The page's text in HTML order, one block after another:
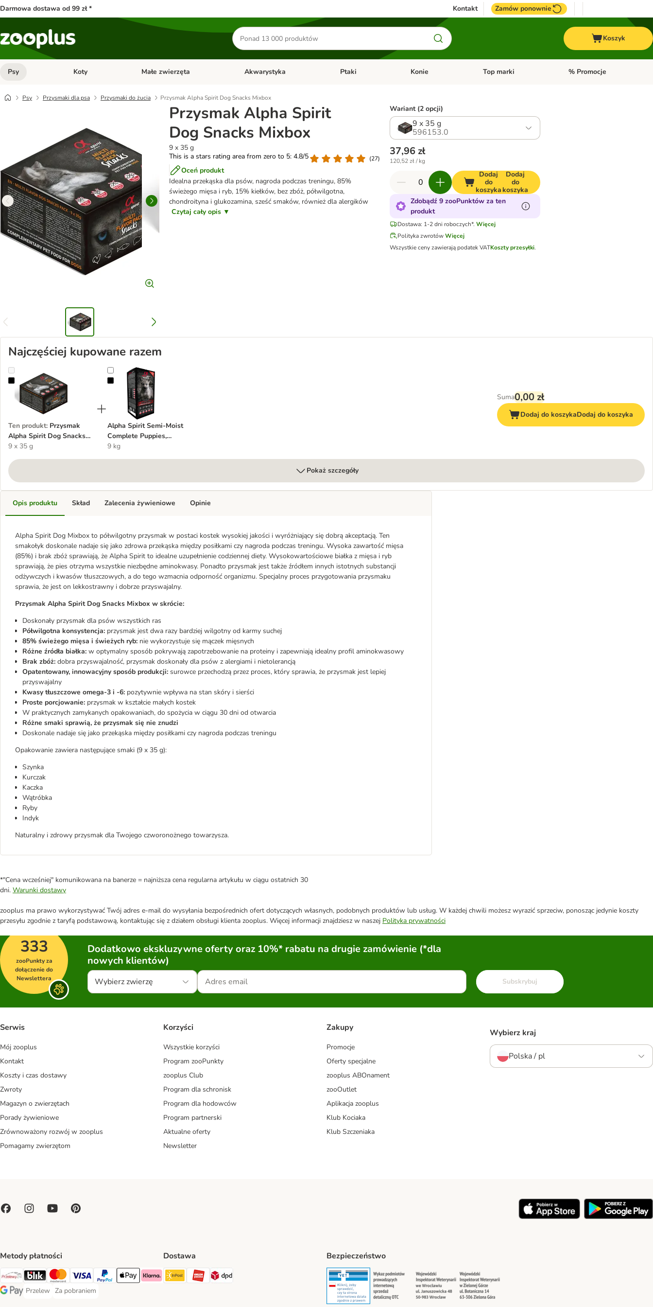
Darmowa dostawa od 99 zł * Kontakt Zamów ponownie
Szukaj
produktów
Koszyk
Psy Otwórz menu kategorii: Psy
Koty Otwórz menu kategorii: Koty
Małe zwierzęta Otwórz menu kategorii: Małe zwierzęta
Akwarystyka Otwórz menu kategorii: Akwarystyka
Ptaki Otwórz menu kategorii: Ptaki
Konie Otwórz menu kategorii: Konie
Top marki Otwórz menu kategorii: Top
% Promocje
Psy Przysmaki dla psa Przysmaki do żucia Przysmak Alpha Spirit Dog Snacks Mixbox
Przysmak Alpha Spirit
Dog Snacks Mixbox
9 x 35 g
This is a stars rating area from zero to 5: 4.8/5
(27)
Oceń produkt
Idealna przekąska dla psów, nagroda podczas treningu, 85%
świeżego mięsa i ryb, 15% kiełków, bez zbóż, półwilgotna,
chondroityna i glukozamina, sześć smaków, również dla alergików
Czytaj cały opis ▼
Wariant (2 opcji)
9 x 35 g
596153.0
37,96 zł
120,52 zł / kg
Dodaj
do
koszyka
Dodaj
do
koszyka
Zdobądź 9 zooPunktów za ten
produkt
Dostawa: 1-2 dni roboczych*. Więcej
Polityka zwrotówWięcej
Wszystkie ceny zawierają podatek VATKoszty przesyłki.
Najczęściej kupowane razem
Przysmak Alpha Spirit Dog Snacks Mixbox
Ten produkt: Przysmak
Alpha Spirit Dog Snacks
Mixbox
9 x 35 g
Alpha Spirit Semi-Moist Complete Puppies, półwilgotna karma dla psa
Alpha Spirit Semi-Moist
Complete Puppies,
półwilgotna karma dla psa
9 kg
Suma0,00 zł
Dodaj do koszykaDodaj do koszyka
Pokaż szczegóły
Opis produktu
Alpha Spirit Dog Mixbox to półwilgotny przysmak w postaci kostek wysokiej jakości i wyróżniający się dobrą akceptacją. Ten
smakołyk doskonale nadaje się jako zdrowa przekąska między posiłkami czy nagroda podczas treningu. Wysoka zawartość mięsa
(85%) i brak zbóż sprawiają, że Alpha Spirit to idealne uzupełnienie codziennej diety. Wysokowartościowe białka z mięsa i ryb
sprawiają, że pies otrzyma wszystkie niezbędne aminokwasy. Ponadto przysmak jest także źródłem innych istotnych substancji
odżywczych i kwasów tłuszczowych, a do tego wzmacnia odporność organizmu. Specjalny proces przygotowania przysmaku
sprawia, że jest on lekkostrawny i dobrze przyswajalny.
Przysmak Alpha Spirit Dog Snacks Mixbox w skrócie:
Doskonały przysmak dla psów wszystkich ras
Półwilgotna konsystencja: przysmak jest dwa razy bardziej wilgotny od karmy suchej
85% świeżego mięsa i świeżych ryb: nie wykorzystuje się mączek mięsnych
Różne źródła białka: w optymalny sposób pokrywają zapotrzebowanie na proteiny i zapewniają idealny profil aminokwasowy
Brak zbóż: dobra przyswajalność, przysmak doskonały dla psów z alergiami i nietolerancją
Opatentowany, innowacyjny sposób produkcji: surowce przechodzą przez proces, który sprawia, że przysmak jest lepiej
przyswajalny
Kwasy tłuszczowe omega-3 i -6: pozytywnie wpływa na stan skóry i sierści
Proste porcjowanie: przysmak w kształcie małych kostek
W praktycznych zamykanych opakowaniach, do spożycia w ciągu 30 dni od otwarcia
Różne smaki sprawią, że przysmak się nie znudzi
Doskonale nadaje się jako przekąska między posiłkami czy nagroda podczas treningu
Opakowanie zawiera następujące smaki (9 x 35 g):
Szynka
Kurczak
Kaczka
Wątróbka
Ryby
Indyk
Naturalny i zdrowy przysmak dla Twojego czworonożnego towarzysza.
Skład Zalecenia żywieniowe Opinie
*"Cena wcześniej" komunikowana na banerze = najniższa cena regularna artykułu w ciągu ostatnich 30
dni. Warunki dostawy
zooplus ma prawo wykorzystywać Twój adres e-mail do wysyłania bezpośrednich ofert dotyczących własnych, podobnych produktów lub usług. W każdej chwili możesz wyrazić sprzeciw, ponosząc jedynie koszty
przesyłu zgodnie z taryfą podstawową, kontaktując się z działem obsługi klienta zooplus. Więcej informacji znajdziesz w naszej Polityka prywatności
333
zooPunkty za
dołączenie do
Newslettera
Dodatkowo ekskluzywne oferty oraz 10%* rabatu na drugie zamówienie (*dla
nowych klientów)
Wybierz zwierzę Subskrybuj
Serwis
Mój zooplus
Kontakt
Koszty i czas dostawy
Zwroty
Magazyn o zwierzętach
Porady żywieniowe
Zrównoważony rozwój w zooplus
Pomagamy zwierzętom
Korzyści
Wszystkie korzyści
Program zooPunkty
zooplus Club
Program dla schronisk
Program dla hodowców
Program partnerski
Aktualne oferty
Newsletter
Zakupy
Promocje
Oferty specjalne
zooplus ABOnament
zooOutlet
Aplikacja zooplus
Klub Kociaka
Klub Szczeniaka
Wybierz kraj
Polska / pl
Metody płatności
Przelewy24 Payment Method
Blik Payment Method
MasterCard Payment Method
Visa Payment Method
PayPal Payment Method
Apple Pay Payment Method
Klarna Payment Method
Google Pay Payment Method
Przelew
Przelew Payment Method
Za pobraniem
Za pobraniem Payment Method
Dostawa
Paczkomat® Shipping Method
ORLEN Paczka Shipping Method
Bezpieczeństwo
Security Security Security